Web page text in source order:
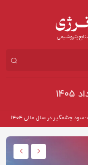
چشمگیر در سال مالی ۱۴۰۴